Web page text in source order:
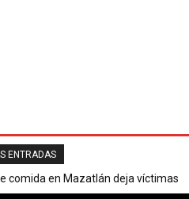
ENTRADAS
comida en Mazatlán deja víctimas
heridos.